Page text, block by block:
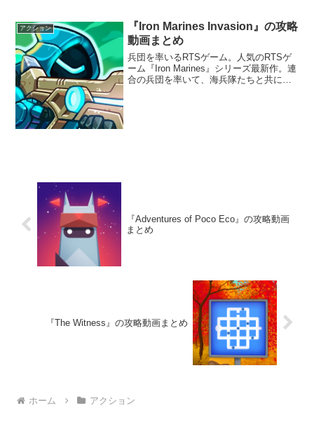
アクション
『Iron Marines Invasion』の攻略
動画まとめ
兵団を率いるRTSゲーム。人気のRTSゲ
ーム『Iron Marines』シリーズ最新作。連
合の兵団を率いて、海兵隊たちと共に戦
『Adventures of Poco Eco』の攻略動画
まとめ
『The Witness』の攻略動画まとめ
ホーム アクション